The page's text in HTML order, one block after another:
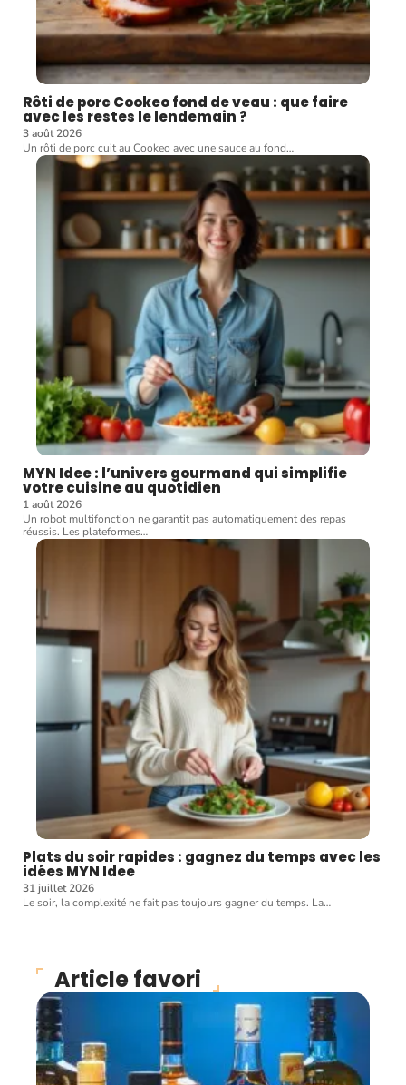
Rôti de porc Cookeo fond de veau : que faire
avec les restes le lendemain ?
3 août 2026
Un rôti de porc cuit au Cookeo avec une sauce au fond…
MYN Idee : l’univers gourmand qui simplifie
votre cuisine au quotidien
1 août 2026
Un robot multifonction ne garantit pas automatiquement des repas
réussis. Les plateformes…
Plats du soir rapides : gagnez du temps avec les
idées MYN Idee
31 juillet 2026
Le soir, la complexité ne fait pas toujours gagner du temps. La…
Article favori